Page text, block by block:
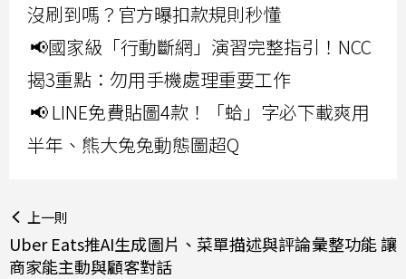
沒刷到嗎？官方曝扣款規則秒懂
📢國家級「行動斷網」演習完整指引！NCC
揭3重點：勿用手機處理重要工作
📢 LINE免費貼圖4款！「蛤」字必下載爽用
半年、熊大兔兔動態圖超Q
上一則
Uber Eats推AI生成圖片、菜單描述與評論彙整功能 讓
商家能主動與顧客對話